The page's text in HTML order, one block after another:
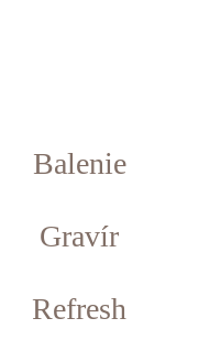
Balenie
Gravír
Refresh